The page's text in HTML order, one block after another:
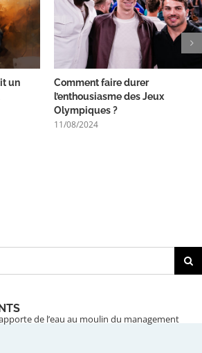
un
Comment faire durer
l’enthousiasme des Jeux
Olympiques ?
11/08/2024
de l’eau au moulin du management